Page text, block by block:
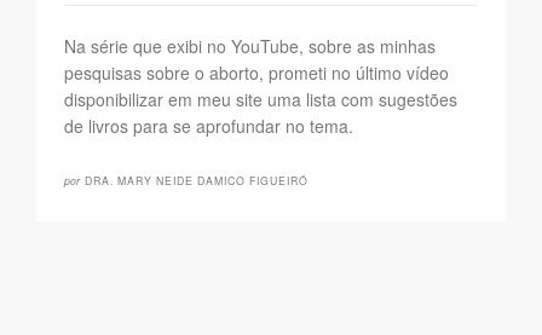
Na série que exibi no YouTube, sobre as minhas
pesquisas sobre o aborto, prometi no último vídeo
disponibilizar em meu site uma lista com sugestões
de livros para se aprofundar no tema.
por DRA. MARY NEIDE DAMICO FIGUEIRÓ